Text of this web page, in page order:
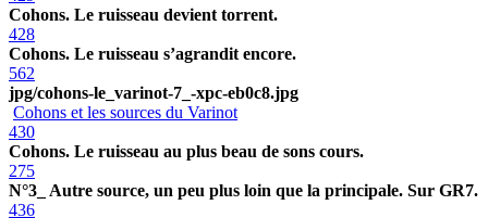
Cohons. Le ruisseau devient torrent.
428
Cohons. Le ruisseau s’agrandit encore.
562
jpg/cohons-le_varinot-7_-xpc-eb0c8.jpg
Cohons et les sources du Varinot
430
Cohons. Le ruisseau au plus beau de sons cours.
275
N°3_ Autre source, un peu plus loin que la principale. Sur GR7.
436